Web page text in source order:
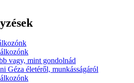
vagy, mint gondolnád
Géza életéről, munkásságáról